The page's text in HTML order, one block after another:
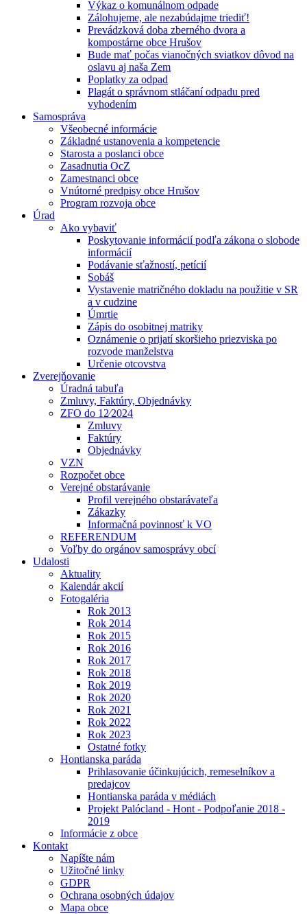
Výkaz o komunálnom odpade
Zálohujeme, ale nezabúdajme triediť!
Prevádzková doba zberného dvora a
kompostárne obce Hrušov
Bude mať počas vianočných sviatkov dôvod na
oslavu aj naša Zem
Poplatky za odpad
Plagát o správnom stláčaní odpadu pred
vyhodením
Samospráva
Všeobecné informácie
Základné ustanovenia a kompetencie
Starosta a poslanci obce
Zasadnutia OcZ
Zamestnanci obce
Vnútorné predpisy obce Hrušov
Program rozvoja obce
Úrad
Ako vybaviť
Poskytovanie informácií podľa zákona o slobode
informácií
Podávanie sťažností, petícií
Sobáš
Vystavenie matričného dokladu na použitie v SR
a v cudzine
Úmrtie
Zápis do osobitnej matriky
Oznámenie o prijatí skoršieho priezviska po
rozvode manželstva
Určenie otcovstva
Zverejňovanie
Úradná tabuľa
Zmluvy, Faktúry, Objednávky
ZFO do 12⁄2024
Zmluvy
Faktúry
Objednávky
VZN
Rozpočet obce
Verejné obstarávanie
Profil verejného obstarávateľa
Zákazky
Informačná povinnosť k VO
REFERENDUM
Voľby do orgánov samosprávy obcí
Udalosti
Aktuality
Kalendár akcií
Fotogaléria
Rok 2013
Rok 2014
Rok 2015
Rok 2016
Rok 2017
Rok 2018
Rok 2019
Rok 2020
Rok 2021
Rok 2022
Rok 2023
Ostatné fotky
Hontianska paráda
Prihlasovanie účinkujúcich, remeselníkov a
predajcov
Hontianska paráda v médiách
Projekt Palócland - Hont - Podpoľanie 2018 -
2019
Informácie z obce
Kontakt
Napíšte nám
Užitočné linky
GDPR
Ochrana osobných údajov
Mapa obce